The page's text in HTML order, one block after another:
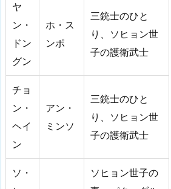
ヤ
ン・
ドン
グン
ホ・ス
ンポ
三銃士のひと
り、ソヒョン世
子の護衛武士
チョ
ン・
ヘイ
ン
アン・
ミンソ
三銃士のひと
り、ソヒョン世
子の護衛武士
ソ・
ソヒョン世子の